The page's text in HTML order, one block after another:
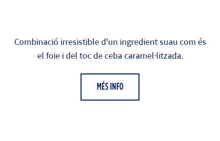
Combinació irresistible d'un ingredient suau com és
el foie i del toc de ceba caramel·litzada.
MÉS INFO